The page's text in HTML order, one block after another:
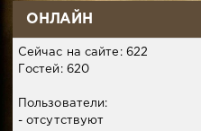
ОНЛАЙН
Сейчас на сайте: 622
Гостей: 620
Пользователи:
- отсутствуют